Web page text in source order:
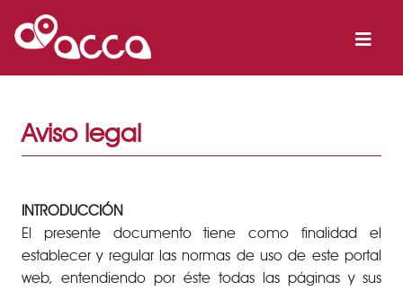
Aviso legal
INTRODUCCIÓN
El presente documento tiene como finalidad el
establecer y regular las normas de uso de este portal
web, entendiendo por éste todas las páginas y sus